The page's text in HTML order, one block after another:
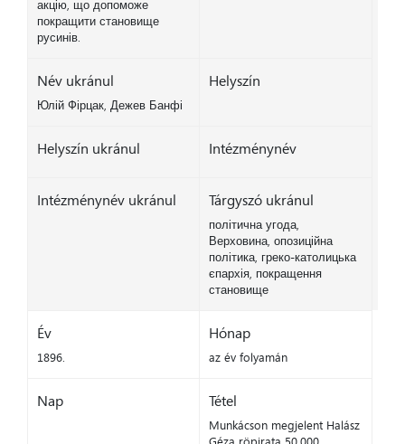
акцію, що допоможе
покращити становище
русинів.
Név ukránul
Юлій Фірцак, Дежев Банфі
Helyszín
Helyszín ukránul Intézménynév
Intézménynév ukránul Tárgyszó ukránul
політична угода,
Верховина, опозиційна
політика, греко-католицька
єпархія, покращення
становище
Év
1896.
Hónap
az év folyamán
Nap Tétel
Munkácson megjelent Halász